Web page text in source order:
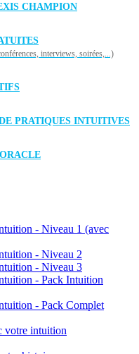
CHAMPION
interviews, soirées,...)
PRATIQUES INTUITIVES
- Niveau 1 (avec
- Niveau 2
- Niveau 3
- Pack Intuition
- Pack Complet
votre intuition